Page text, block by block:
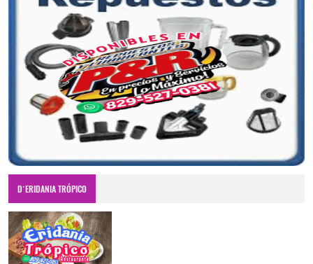
D´ERIDANIA TRÓPICO